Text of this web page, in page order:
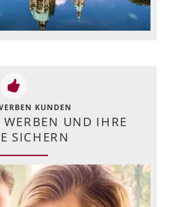
KUNDEN
WERBEN UND IHRE
SICHERN